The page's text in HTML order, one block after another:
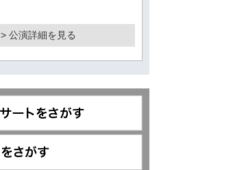
> 公演詳細を見る